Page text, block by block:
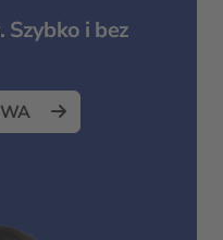
Szybko i bez